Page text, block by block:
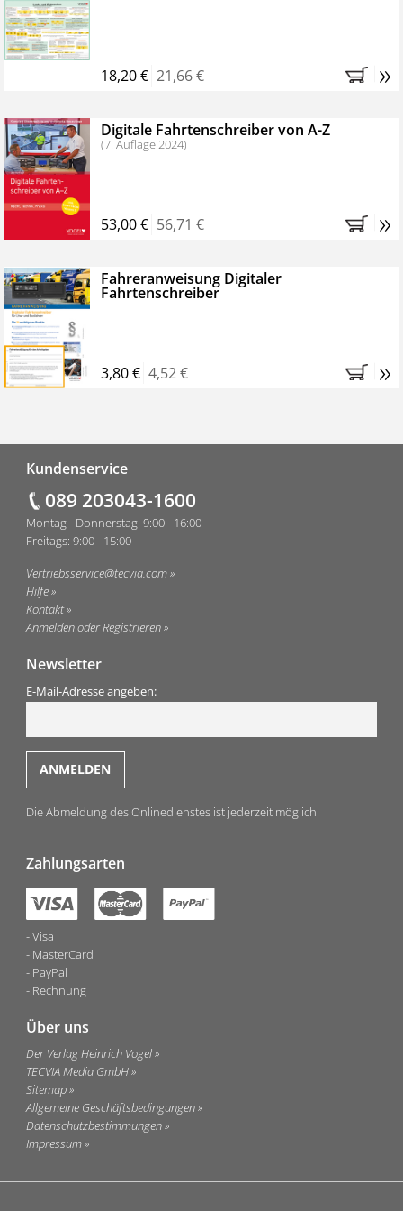
Bestellen Sie jetzt das VerkehrsRundschau Profipaket im
Kennenlern-Abo für zwei Monate (inkl. der derzeitig
Monaten brauchen Sie nichts weiter tun, das
Abonnement endet automatisch, es entstehen keine
weiteren Verpflichtungen.
18,20 € 21,66 € »
Digitale Fahrtenschreiber von A-Z
(7. Auflage 2024)
53,00 € 56,71 € »
Fahreranweisung Digitaler
Fahrtenschreiber
3,80 € 4,52 € »
Kundenservice
089 203043-1600
Montag - Donnerstag: 9:00 - 16:00
Freitags: 9:00 - 15:00
Vertriebsservice@tecvia.com
Hilfe
Kontakt
Anmelden oder Registrieren
Newsletter
E-Mail-Adresse angeben:
Die Abmeldung des Onlinedienstes ist jederzeit möglich.
Zahlungsarten
Visa
MasterCard
PayPal
Rechnung
Über uns
Der Verlag Heinrich Vogel
TECVIA Media GmbH
Sitemap
Allgemeine Geschäftsbedingungen
Datenschutzbestimmungen
Impressum